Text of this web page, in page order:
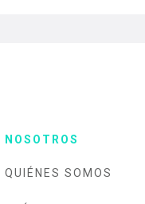
NOSOTROS
QUIÉNES SOMOS